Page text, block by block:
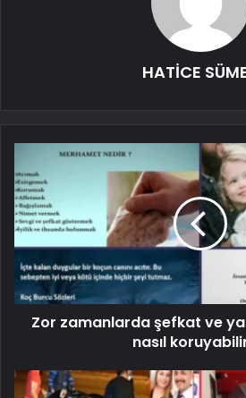
HATİCE
Zor zamanlarda şefkat ve
nasıl